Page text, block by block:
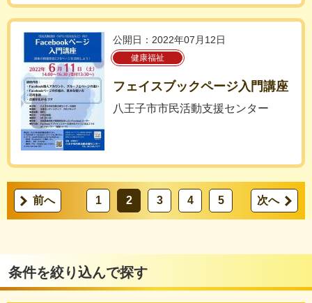
公開日：2022年07月12日
健康福祉
フェイスブックページ入門講座
八王子市市民活動支援センター
前へ 1 2 3 4 5 次へ
条件を絞り込んで探す